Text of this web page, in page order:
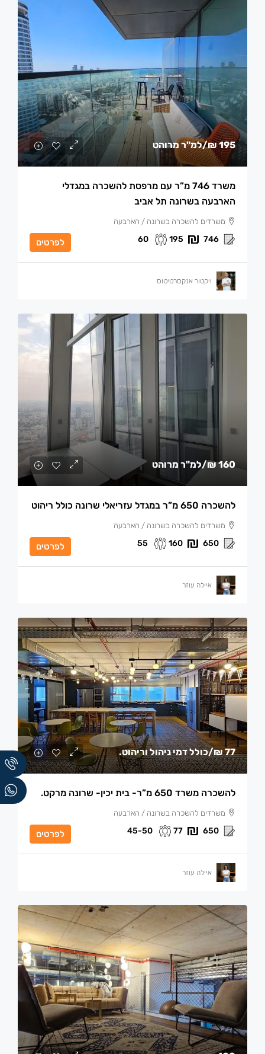
195 ₪ /למ"ר מרוהט
משרד 746 מ”ר עם מרפסת להשכרה במגדלי
הארבעה בשרונה תל אביב
משרדים להשכרה בשרונה / הארבעה
746
195
60 לפרטים
ויקטור אנקסרטיטוס
160 ₪ /למ"ר מרוהט
להשכרה 650 מ”ר במגדל עזריאלי שרונה כולל ריהוט
משרדים להשכרה בשרונה / הארבעה
650
160
55 לפרטים
איילה עוזר
77 ₪ /כולל דמי ניהול וריהוט.
להשכרה משרד 650 מ”ר- בית יכין- שרונה מרקט.
משרדים להשכרה בשרונה / הארבעה
650
77
45-50 לפרטים
איילה עוזר